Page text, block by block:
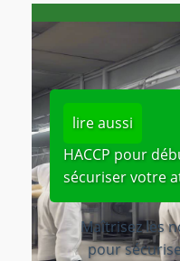
lire aussi
HACCP pour
sécuriser votre
Maîtrisez les
pour